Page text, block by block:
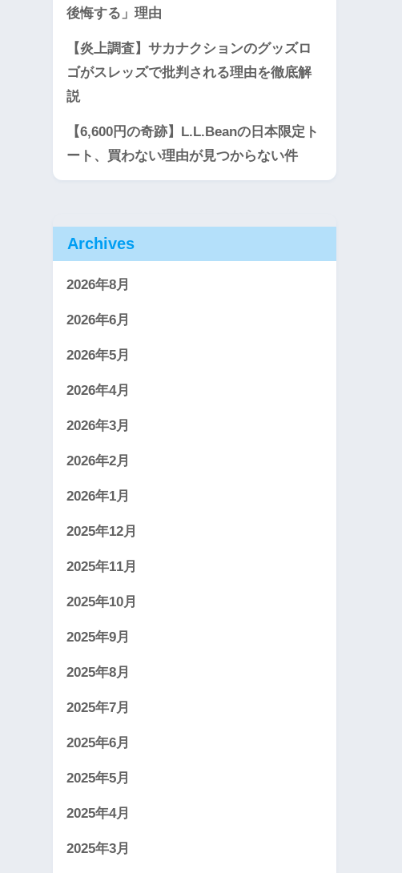
後悔する」理由
【炎上調査】サカナクションのグッズロ
ゴがスレッズで批判される理由を徹底解
説
【6,600円の奇跡】L.L.Beanの日本限定ト
ート、買わない理由が見つからない件
Archives
2026年8月
2026年6月
2026年5月
2026年4月
2026年3月
2026年2月
2026年1月
2025年12月
2025年11月
2025年10月
2025年9月
2025年8月
2025年7月
2025年6月
2025年5月
2025年4月
2025年3月